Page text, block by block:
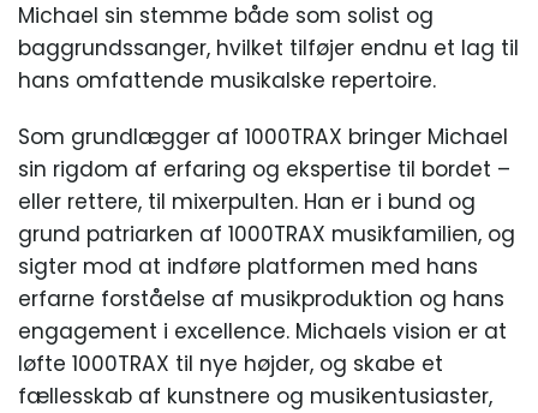
Michael sin stemme både som solist og
baggrundssanger, hvilket tilføjer endnu et lag til
hans omfattende musikalske repertoire.
Som grundlægger af 1000TRAX bringer Michael
sin rigdom af erfaring og ekspertise til bordet –
eller rettere, til mixerpulten. Han er i bund og
grund patriarken af 1000TRAX musikfamilien, og
sigter mod at indføre platformen med hans
erfarne forståelse af musikproduktion og hans
engagement i excellence. Michaels vision er at
løfte 1000TRAX til nye højder, og skabe et
fællesskab af kunstnere og musikentusiaster,